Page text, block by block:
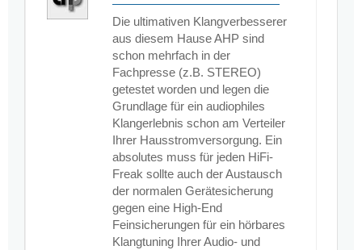
Die ultimativen Klangverbesserer
aus diesem Hause AHP sind
schon mehrfach in der
Fachpresse (z.B. STEREO)
getestet worden und legen die
Grundlage für ein audiophiles
Klangerlebnis schon am Verteiler
Ihrer Hausstromversorgung. Ein
absolutes muss für jeden HiFi-
Freak sollte auch der Austausch
der normalen Gerätesicherung
gegen eine High-End
Feinsicherungen für ein hörbares
Klangtuning Ihrer Audio- und